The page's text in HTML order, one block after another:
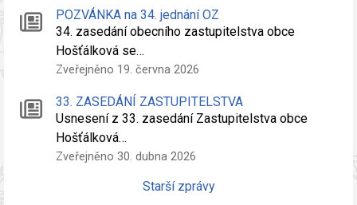
POZVÁNKA na 34. jednání OZ
34. zasedání obecního zastupitelstva obce
Hošťálková se…
Zveřejněno 19. června 2026
33. ZASEDÁNÍ ZASTUPITELSTVA
Usnesení z 33. zasedání Zastupitelstva obce
Hošťálková…
Zveřejněno 30. dubna 2026
Starší zprávy